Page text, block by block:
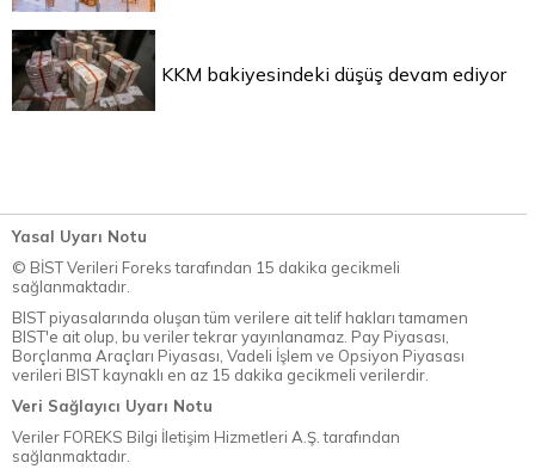
KKM bakiyesindeki düşüş devam ediyor
Yasal Uyarı Notu
© BİST Verileri Foreks tarafından 15 dakika gecikmeli
sağlanmaktadır.
BIST piyasalarında oluşan tüm verilere ait telif hakları tamamen
BIST'e ait olup, bu veriler tekrar yayınlanamaz. Pay Piyasası,
Borçlanma Araçları Piyasası, Vadeli İşlem ve Opsiyon Piyasası
verileri BIST kaynaklı en az 15 dakika gecikmeli verilerdir.
Veri Sağlayıcı Uyarı Notu
Veriler FOREKS Bilgi İletişim Hizmetleri A.Ş. tarafından
sağlanmaktadır.